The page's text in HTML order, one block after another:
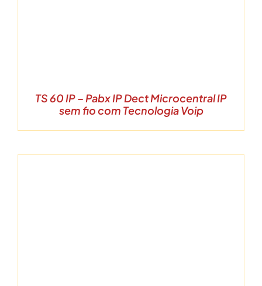
TS 60 IP – Pabx IP Dect Microcentral IP
sem fio com Tecnologia Voip